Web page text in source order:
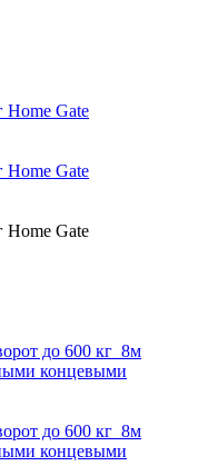
Home Gate
Home Gate
Home Gate
до 600 кг_8м
концевыми
до 600 кг_8м
концевыми